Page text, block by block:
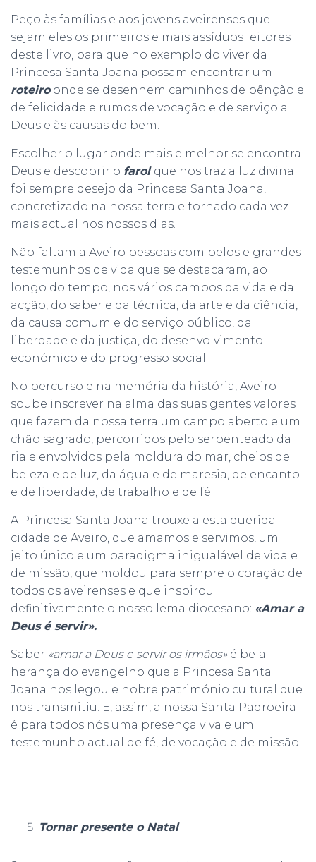
Peço às famílias e aos jovens aveirenses que
sejam eles os primeiros e mais assíduos leitores
deste livro, para que no exemplo do viver da
Princesa Santa Joana possam encontrar um
roteiroonde se desenhem caminhos de bênção e
de felicidade e rumos de vocação e de serviço a
Deus e às causas do bem.
Escolher o lugar onde mais e melhor se encontra
Deus e descobrir o farol que nos traz a luz divina
foi sempre desejo da Princesa Santa Joana,
concretizado na nossa terra e tornado cada vez
mais actual nos nossos dias.
Não faltam a Aveiro pessoas com belos e grandes
testemunhos de vida que se destacaram, ao
longo do tempo, nos vários campos da vida e da
acção, do saber e da técnica, da arte e da ciência,
da causa comum e do serviço público, da
liberdade e da justiça, do desenvolvimento
económico e do progresso social.
No percurso e na memória da história, Aveiro
soube inscrever na alma das suas gentes valores
que fazem da nossa terra um campo aberto e um
chão sagrado, percorridos pelo serpenteado da
ria e envolvidos pela moldura do mar, cheios de
beleza e de luz, da água e de maresia, de encanto
e de liberdade, de trabalho e de fé.
A Princesa Santa Joana trouxe a esta querida
cidade de Aveiro, que amamos e servimos, um
jeito único e um paradigma inigualável de vida e
de missão, que moldou para sempre o coração de
todos os aveirenses e que inspirou
definitivamente o nosso lema diocesano: «Amar a
Deus é servir».
Saber «amar a Deus e servir os irmãos» é bela
herança do evangelho que a Princesa Santa
Joana nos legou e nobre património cultural que
nos transmitiu. E, assim, a nossa Santa Padroeira
é para todos nós uma presença viva e um
testemunho actual de fé, de vocação e de missão.
Tornar presente o Natal